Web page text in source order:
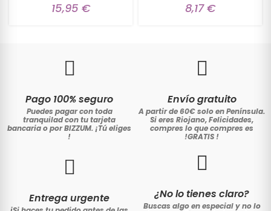
15,95 € 8,17 €
Pago 100% seguro
Puedes pagar con toda
tranquilad con tu tarjeta
bancaria o por BIZZUM. ¡Tú eliges
!
Envío gratuito
A partir de 60€ solo en Península.
Si eres Riojano, Felicidades,
compres lo que compres es
!GRATIS !
Entrega urgente ¿No lo tienes claro?
Buscas algo en especial y no lo